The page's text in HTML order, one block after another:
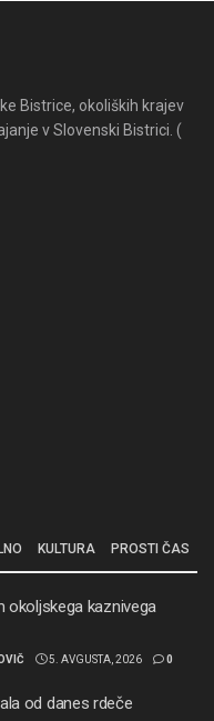
Bistrice, okoliških krajev
v Slovenski Bistrici. (
KULTURA PROSTI ČAS
okoljskega kaznivega
5. AVGUSTA, 2026 0
od danes rdeče